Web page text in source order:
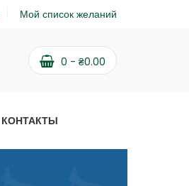
Мой список желаний
0 - ₴0.00
КОНТАКТЫ